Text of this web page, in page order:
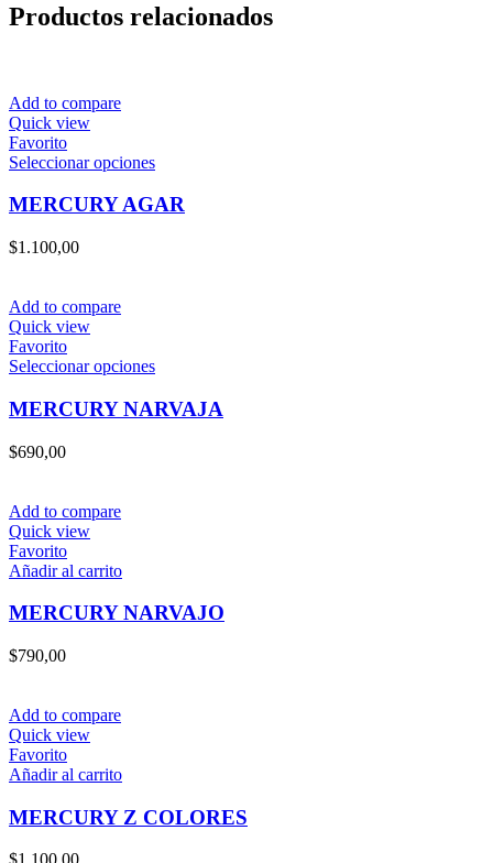
Productos relacionados
Add to compare
Quick view
Favorito
Seleccionar opcionesEste
tiene
en
la
página
de
MERCURY AGAR
$1.100,00
Add to compare
Quick view
Favorito
Seleccionar opcionesEste
tiene
múltiples
página
de
MERCURY NARVAJA
$690,00
Add to compare
Quick view
Favorito
Añadir al carrito
MERCURY NARVAJO
$790,00
Add to compare
Quick view
Favorito
Añadir al carrito
MERCURY Z COLORES